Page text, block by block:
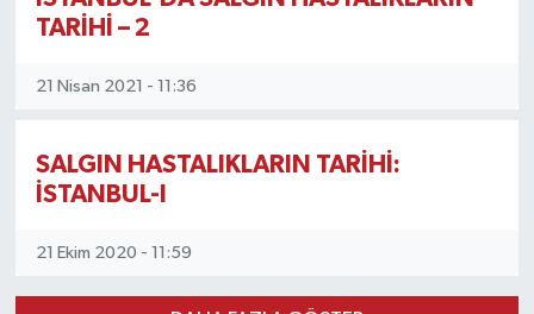
TARİHİ – 2
21 Nisan 2021 - 11:36
SALGIN HASTALIKLARIN TARİHİ:
İSTANBUL-I
21 Ekim 2020 - 11:59